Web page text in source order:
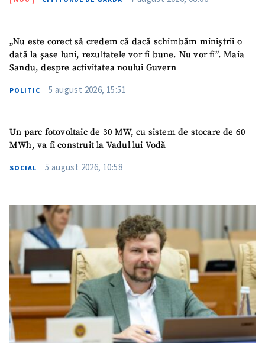
„Nu este corect să credem că dacă schimbăm miniștrii o
dată la șase luni, rezultatele vor fi bune. Nu vor fi”. Maia
Sandu, despre activitatea noului Guvern
POLITIC 5 august 2026, 15:51
Un parc fotovoltaic de 30 MW, cu sistem de stocare de 60
MWh, va fi construit la Vadul lui Vodă
SOCIAL 5 august 2026, 10:58
Telefon
+ Telefon personal
Am citit și sunt de
TRIMITE ȘTIREA